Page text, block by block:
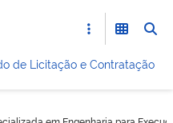
de Licitação e Contratação